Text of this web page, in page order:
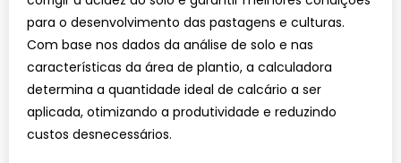
para o desenvolvimento das pastagens e culturas.
Com base nos dados da análise de solo e nas
características da área de plantio, a calculadora
determina a quantidade ideal de calcário a ser
aplicada, otimizando a produtividade e reduzindo
custos desnecessários.